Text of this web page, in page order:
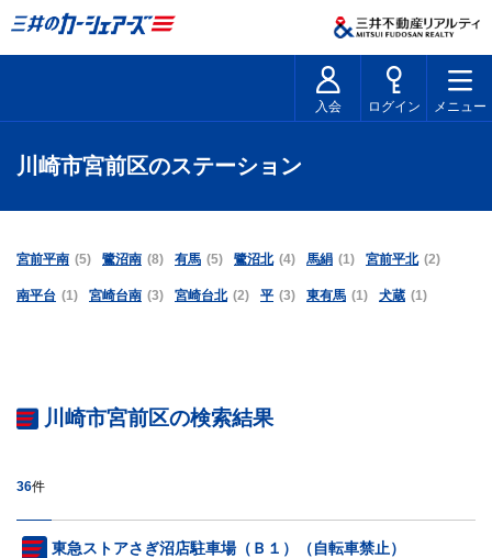
入会 ログイン メニュー
川崎市宮前区のステーション
宮前平南 (5) 鷺沼南 (8) 有馬 (5) 鷺沼北 (4) 馬絹 (1) 宮前平北 (2)
南平台 (1) 宮崎台南 (3) 宮崎台北 (2) 平 (3) 東有馬 (1) 犬蔵 (1)
川崎市宮前区の検索結果
36件
東急ストアさぎ沼店駐車場（Ｂ１）（自転車禁止）